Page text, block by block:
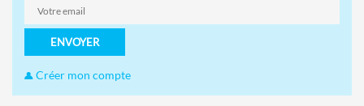
ENVOYER
Créer mon compte